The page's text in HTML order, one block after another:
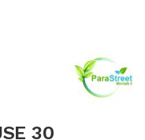
30